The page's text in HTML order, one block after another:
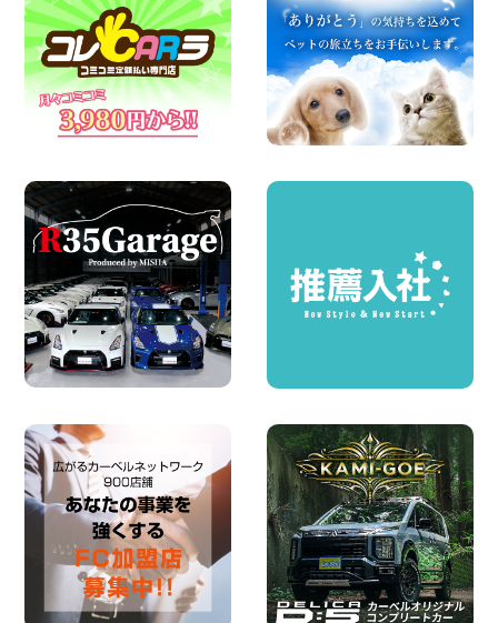
100円レンタカー 墨田文花
2026年08月07日
お盆も休まず営業します! 神奈川県 横浜
旭南本宿町店
100円レンタカー 横浜旭南本宿町
2026年08月07日
坂出川津店
【カーシェアのレンタカーが2台になりま
した!】 岐阜県 各務原那加店
100円レンタカー 各務原那加
2026年08月06日